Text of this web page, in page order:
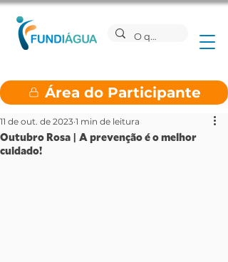
Área do Participante
Outubro Rosa | A prevenção é o melhor
cuidado!
11 de out. de 2023 1 min de leitura